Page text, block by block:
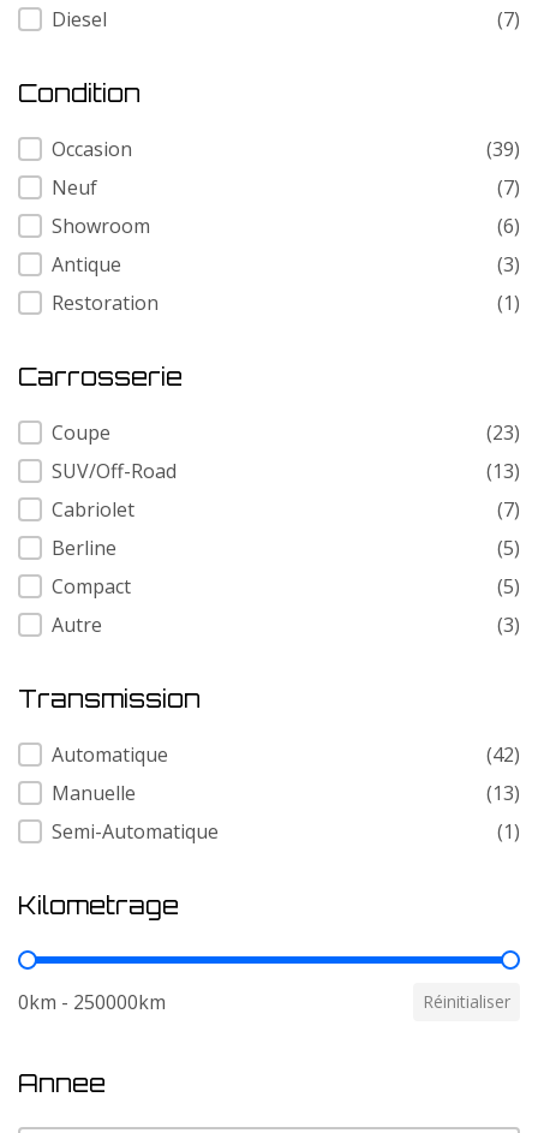
Diesel
(7)
Condition
Condition
Occasion
(39)
Neuf
(7)
Showroom
(6)
Antique
(3)
Restoration
(1)
Carrosserie
Carrosserie
Coupe
(23)
SUV/Off-Road
(13)
Cabriolet
(7)
Berline
(5)
Compact
(5)
Autre
(3)
Transmission
Transmission
Automatique
(42)
Manuelle
(13)
Semi-Automatique
(1)
Kilometrage
Kilometrage
0km - 250000km Réinitialiser
Annee